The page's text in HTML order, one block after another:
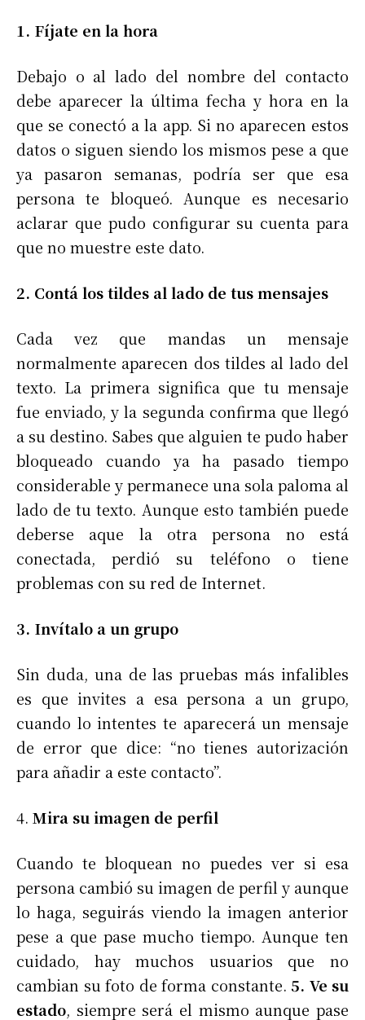
1. Fíjate en la hora
Debajo o al lado del nombre del contacto
debe aparecer la última fecha y hora en la
que se conectó a la app. Si no aparecen estos
datos o siguen siendo los mismos pese a que
ya pasaron semanas, podría ser que esa
persona te bloqueó. Aunque es necesario
aclarar que pudo configurar su cuenta para
que no muestre este dato.
2. Contá los tildes al lado de tus mensajes
Cada vez que mandas un mensaje
normalmente aparecen dos tildes al lado del
texto. La primera significa que tu mensaje
fue enviado, y la segunda confirma que llegó
a su destino. Sabes que alguien te pudo haber
bloqueado cuando ya ha pasado tiempo
considerable y permanece una sola paloma al
lado de tu texto. Aunque esto también puede
deberse aque la otra persona no está
conectada, perdió su teléfono o tiene
problemas con su red de Internet.
3. Invítalo a un grupo
Sin duda, una de las pruebas más infalibles
es que invites a esa persona a un grupo,
cuando lo intentes te aparecerá un mensaje
de error que dice: “no tienes autorización
para añadir a este contacto”.
4. Mira su imagen de perfil
Cuando te bloquean no puedes ver si esa
persona cambió su imagen de perfil y aunque
lo haga, seguirás viendo la imagen anterior
pese a que pase mucho tiempo. Aunque ten
cuidado, hay muchos usuarios que no
cambian su foto de forma constante. 5. Ve su
estado, siempre será el mismo aunque pase